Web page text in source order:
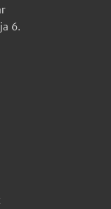
6.